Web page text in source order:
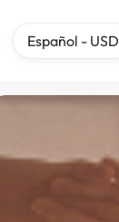
Español - USD